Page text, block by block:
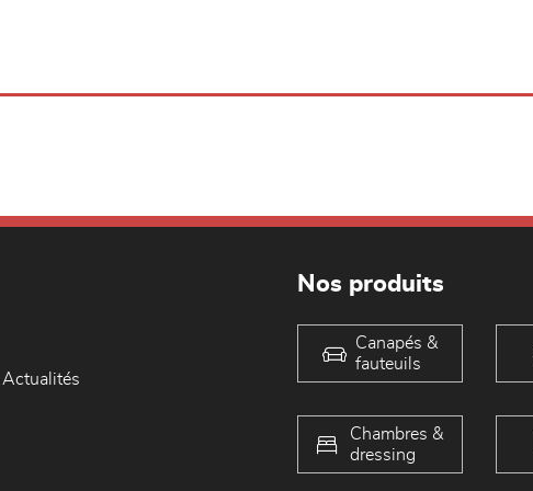
Actualités
Nos produits
Canapés &
fauteuils
Chambres &
dressing